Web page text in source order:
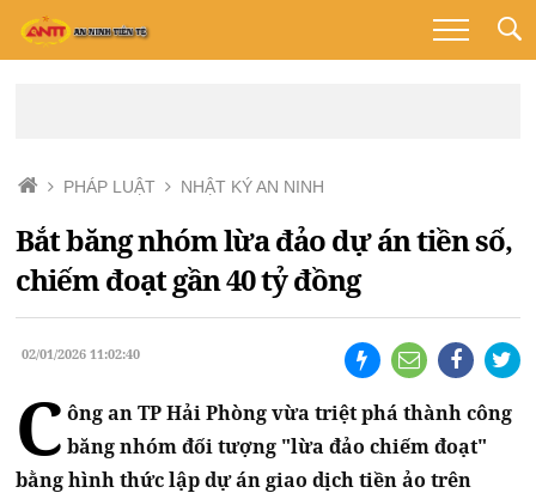
PHÁP LUẬT NHẬT KÝ AN NINH
Bắt băng nhóm lừa đảo dự án tiền số,
chiếm đoạt gần 40 tỷ đồng
02/01/2026 11:02:40
C ông an TP Hải Phòng vừa triệt phá thành công
băng nhóm đối tượng "lừa đảo chiếm đoạt"
bằng hình thức lập dự án giao dịch tiền ảo trên